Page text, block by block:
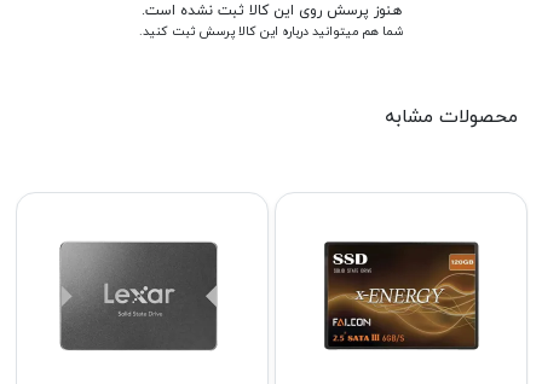
هنوز پرسش روی این کالا ثبت نشده است.
شما هم میتوانید درباره این کالا پرسش ثبت کنید.
محصولات مشابه